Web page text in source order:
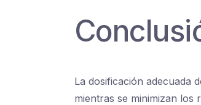
La dosificación adecuada
mientras se minimizan los